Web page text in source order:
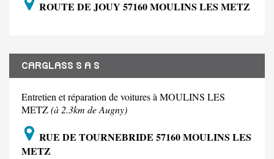
ROUTE DE JOUY 57160 MOULINS LES METZ
CARGLASS S A S
Entretien et réparation de voitures à MOULINS LES
METZ(à 2.3km de Augny)
RUE DE TOURNEBRIDE 57160 MOULINS LES
METZ